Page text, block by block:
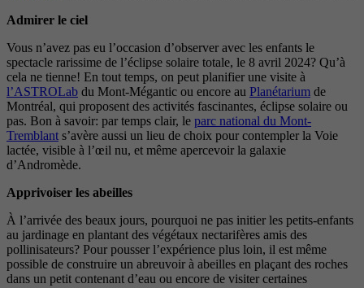
Admirer le ciel
Vous n’avez pas eu l’occasion d’observer avec les enfants le
spectacle rarissime de l’éclipse solaire totale, le 8 avril 2024? Qu’à
cela ne tienne! En tout temps, on peut planifier une visite à
l’ASTROLab du Mont-Mégantic ou encore au Planétarium de
Montréal, qui proposent des activités fascinantes, éclipse solaire ou
pas. Bon à savoir: par temps clair, le parc national du Mont-
Tremblant s’avère aussi un lieu de choix pour contempler la Voie
lactée, visible à l’œil nu, et même apercevoir la galaxie
d’Andromède.
Apprivoiser les abeilles
À l’arrivée des beaux jours, pourquoi ne pas initier les petits-enfants
au jardinage en plantant des végétaux nectarifères amis des
pollinisateurs? Pour pousser l’expérience plus loin, il est même
possible de construire un abreuvoir à abeilles en plaçant des roches
dans un petit contenant d’eau ou encore de visiter certaines